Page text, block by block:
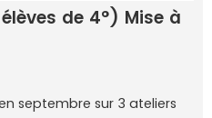
de 4°) Mise à
septembre sur 3 ateliers